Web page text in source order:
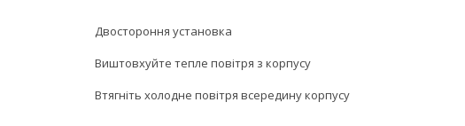
Двостороння установка
Виштовхуйте тепле повітря з корпусу
Втягніть холодне повітря всередину корпусу